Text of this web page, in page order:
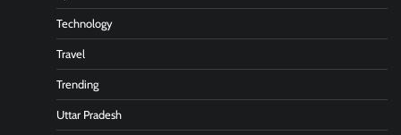
Technology
Travel
Trending
Uttar Pradesh